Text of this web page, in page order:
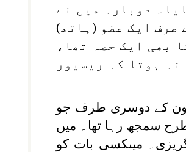
دوبارہ میں نے
صرف ایک عضو (ہاتھ)
بھی ایک حصہ تھا،
ہوتا کہ ریسیور
فون کے دوسری طرف جو
سمجھ رہا تھا۔ میں
میںکسی بات کو